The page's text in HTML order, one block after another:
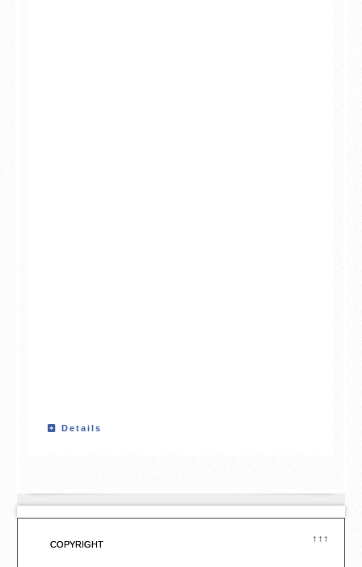
↑↑↑
COPYRIGHT
Details